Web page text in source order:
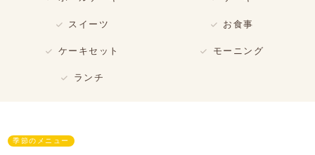
スイーツ お食事
ケーキセット モーニング
ランチ
季節のメニュー